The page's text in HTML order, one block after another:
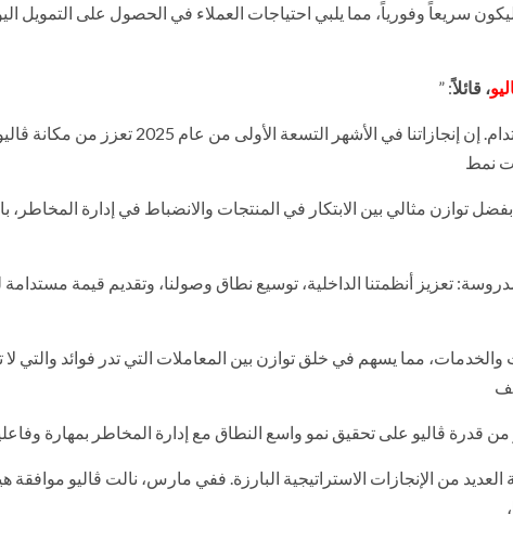
سريعاً وفورياً، مما يلبي احتياجات العملاء في الحصول على التمويل
، قائلاً: ”
نحن نسير في مسار مصمم لتحقيق نمو مستدام. إن إنجازاتنا في
نمط
توازن مثالي بين الابتكار في المنتجات والانضباط في إدارة المخاطر،
تعزيز أنظمتنا الداخلية، توسيع نطاق وصولنا، وتقديم قيمة مستدامة
مما يسهم في خلق توازن بين المعاملات التي تدر فوائد والتي لا
قدرة ڤاليو على تحقيق نمو واسع النطاق مع إدارة المخاطر بمهارة
من الإنجازات الاستراتيجية البارزة. ففي مارس، نالت ڤاليو موافقة